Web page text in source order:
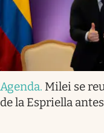
Agenda. Milei se
de la Espriella